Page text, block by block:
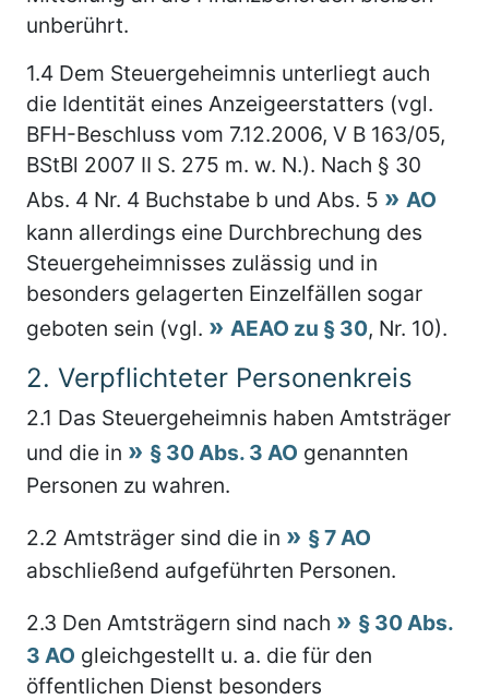
unberührt.
1.4 Dem Steuergeheimnis unterliegt auch
die Identität eines Anzeigeerstatters (vgl.
BFH-Beschluss vom 7.12.2006, V B 163/05,
BStBl 2007 II S. 275 m. w. N.). Nach § 30
Abs. 4 Nr. 4 Buchstabe b und Abs. 5
AO
kann allerdings eine Durchbrechung des
Steuergeheimnisses zulässig und in
besonders gelagerten Einzelfällen sogar
geboten sein (vgl.
AEAO zu § 30, Nr. 10).
2. Verpflichteter Personenkreis
2.1 Das Steuergeheimnis haben Amtsträger
und die in
§ 30 Abs. 3 AO genannten
Personen zu wahren.
2.2 Amtsträger sind die in
§ 7 AO
abschließend aufgeführten Personen.
2.3 Den Amtsträgern sind nach
§ 30 Abs.
3 AO gleichgestellt u. a. die für den
öffentlichen Dienst besonders